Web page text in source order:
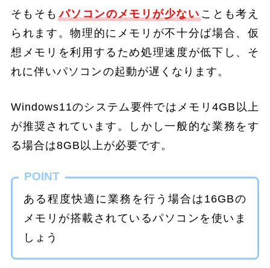
そもそも パソコンのメモリが少ない ことも考え
られます。物理的にメモリが不十分ば場合、仮
想メモリを利用するため処理速度が低下し、そ
れに伴いパソコンの起動が遅くなります。
Windows11のシステム要件ではメモリ4GB以上
が推奨されています。しかし一般的な業務をす
る場合は8GB以上が必要です。
POINT
ある程度快適に業務を行う場合は16GBの
メモリが搭載されているパソコンを使いま
しょう